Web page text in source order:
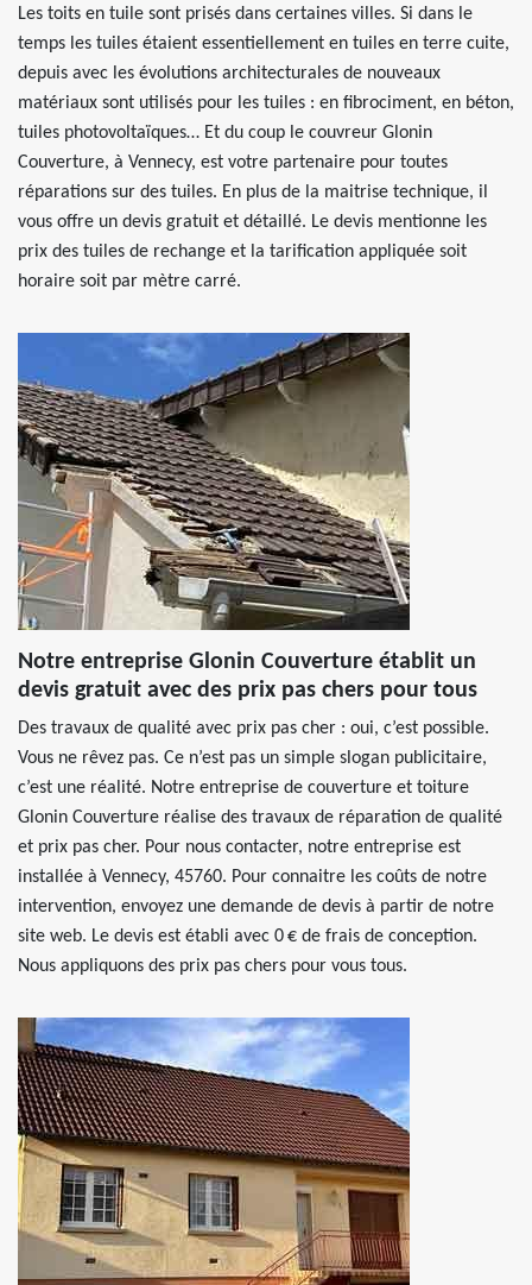
Les toits en tuile sont prisés dans certaines villes. Si dans le
temps les tuiles étaient essentiellement en tuiles en terre cuite,
depuis avec les évolutions architecturales de nouveaux
matériaux sont utilisés pour les tuiles : en fibrociment, en béton,
tuiles photovoltaïques… Et du coup le couvreur Glonin
Couverture, à Vennecy, est votre partenaire pour toutes
réparations sur des tuiles. En plus de la maitrise technique, il
vous offre un devis gratuit et détaillé. Le devis mentionne les
prix des tuiles de rechange et la tarification appliquée soit
horaire soit par mètre carré.
Notre entreprise Glonin Couverture établit un
devis gratuit avec des prix pas chers pour tous
Des travaux de qualité avec prix pas cher : oui, c’est possible.
Vous ne rêvez pas. Ce n’est pas un simple slogan publicitaire,
c’est une réalité. Notre entreprise de couverture et toiture
Glonin Couverture réalise des travaux de réparation de qualité
et prix pas cher. Pour nous contacter, notre entreprise est
installée à Vennecy, 45760. Pour connaitre les coûts de notre
intervention, envoyez une demande de devis à partir de notre
site web. Le devis est établi avec 0 € de frais de conception.
Nous appliquons des prix pas chers pour vous tous.